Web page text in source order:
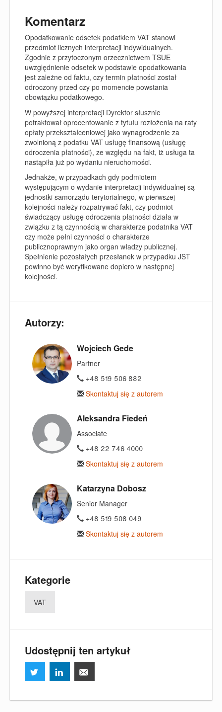
Komentarz
Opodatkowanie odsetek podatkiem VAT stanowi
przedmiot licznych interpretacji indywidualnych.
Zgodnie z przytoczonym orzecznictwem TSUE
uwzględnienie odsetek w podstawie opodatkowania
jest zależne od faktu, czy termin płatności został
odroczony przed czy po momencie powstania
obowiązku podatkowego.
W powyższej interpretacji Dyrektor słusznie
potraktował oprocentowanie z tytułu rozłożenia na raty
opłaty przekształceniowej jako wynagrodzenie za
zwolnioną z podatku VAT usługę finansową (usługę
odroczenia płatności), ze względu na fakt, iż usługa ta
nastąpiła już po wydaniu nieruchomości.
Jednakże, w przypadkach gdy podmiotem
występującym o wydanie interpretacji indywidualnej są
jednostki samorządu terytorialnego, w pierwszej
kolejności należy rozpatrywać fakt, czy podmiot
świadczący usługę odroczenia płatności działa w
związku z tą czynnością w charakterze podatnika VAT
czy może pełni czynności o charakterze
publicznoprawnym jako organ władzy publicznej.
Spełnienie pozostałych przesłanek w przypadku JST
powinno być weryfikowane dopiero w następnej
kolejności.
Autorzy:
Wojciech Gede
Partner
+48 519 506 882
Skontaktuj się z autorem
Aleksandra Fiedeń
Associate
+48 22 746 4000
Skontaktuj się z autorem
Katarzyna Dobosz
Senior Manager
+48 519 508 049
Skontaktuj się z autorem
Kategorie
VAT
Udostępnij ten artykuł